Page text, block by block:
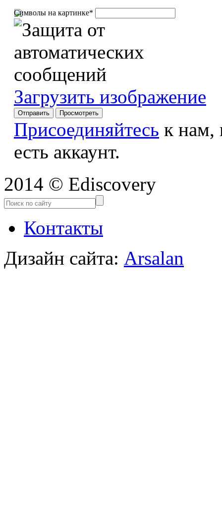
Символы на картинке*
Загрузить изображение
Присоединяйтесь к
есть аккаунт.
2014 © Ediscovery
Контакты
Дизайн сайта: Arsalan